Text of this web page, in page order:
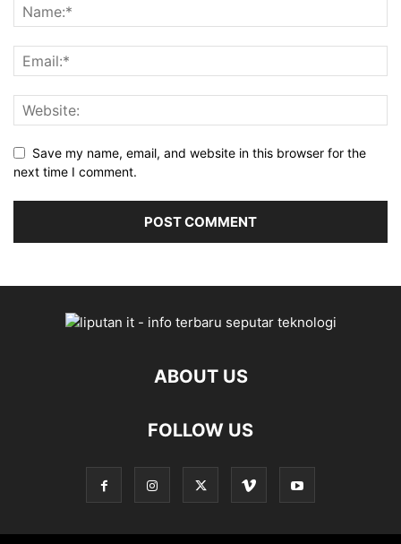
Save my name, email, and website in this browser for the
next time I comment.
ABOUT US
FOLLOW US